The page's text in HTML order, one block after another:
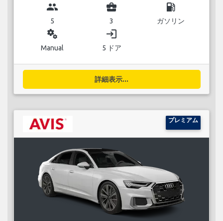
group
5
business_center
3
local_gas_station
ガソリン
miscellaneous_services
Manual
login
5 ドア
詳細表示...
プレミアム